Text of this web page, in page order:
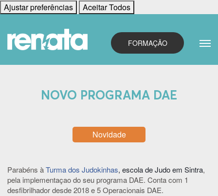
Ajustar preferências
Aceitar Todos
FORMAÇÃO
NOVO PROGRAMA DAE
Novidade
Parabéns àTurma dos Judokinhas, escola de Judo em Sintra,
pela implementaçao do seu programa DAE. Conta com 1
desfibrilhador desde 2018 e 5 Operacionais DAE.